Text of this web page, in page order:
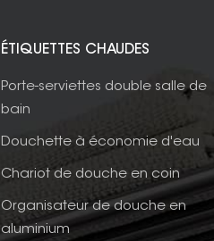
ÉTIQUETTES CHAUDES
Porte-serviettes double salle de
bain
Douchette à économie d'eau
Chariot de douche en coin
Organisateur de douche en
aluminium